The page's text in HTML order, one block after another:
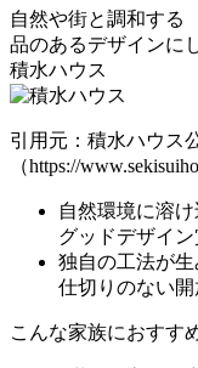
自然や街と調和する
品のあるデザインに
積水ハウス
引用元：積水ハウス
（https://
自然環境に溶
グッドデザイ
独自の工法が
仕切りのない
こんな家族におすす